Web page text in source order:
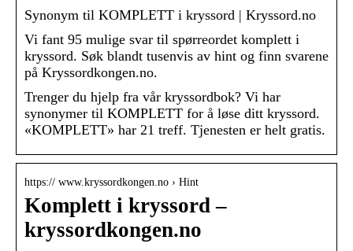
Synonym til KOMPLETT i kryssord | Kryssord.no
Vi fant 95 mulige svar til spørreordet komplett i
kryssord. Søk blandt tusenvis av hint og finn svarene
på Kryssordkongen.no.
Trenger du hjelp fra vår kryssordbok? Vi har
synonymer til KOMPLETT for å løse ditt kryssord.
«KOMPLETT» har 21 treff. Tjenesten er helt gratis.
https:// www.kryssordkongen.no › Hint
Komplett i kryssord –
kryssordkongen.no